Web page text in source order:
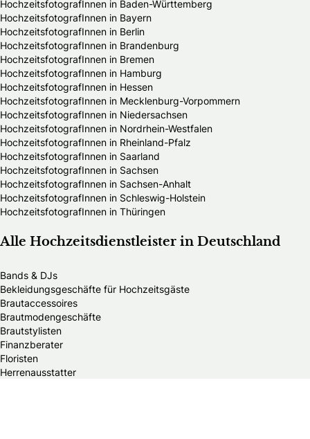
HochzeitsfotografInnen in Baden-Württemberg
HochzeitsfotografInnen in Bayern
HochzeitsfotografInnen in Berlin
HochzeitsfotografInnen in Brandenburg
HochzeitsfotografInnen in Bremen
HochzeitsfotografInnen in Hamburg
HochzeitsfotografInnen in Hessen
HochzeitsfotografInnen in Mecklenburg-Vorpommern
HochzeitsfotografInnen in Niedersachsen
HochzeitsfotografInnen in Nordrhein-Westfalen
HochzeitsfotografInnen in Rheinland-Pfalz
HochzeitsfotografInnen in Saarland
HochzeitsfotografInnen in Sachsen
HochzeitsfotografInnen in Sachsen-Anhalt
HochzeitsfotografInnen in Schleswig-Holstein
HochzeitsfotografInnen in Thüringen
Alle Hochzeitsdienstleister in Deutschland
Bands & DJs
Bekleidungsgeschäfte für Hochzeitsgäste
Brautaccessoires
Brautmodengeschäfte
Brautstylisten
Finanzberater
Floristen
Herrenausstatter